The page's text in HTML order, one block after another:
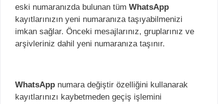
eski numaranızda bulunan tüm WhatsApp
kayıtlarınızın yeni numaranıza taşıyabilmenizi
imkan sağlar. Önceki mesajlarınız, gruplarınız ve
arşivleriniz dahil yeni numaranıza taşınır.
WhatsApp numara değiştir özelliğini kullanarak
kayıtlarınızı kaybetmeden geçiş işlemini